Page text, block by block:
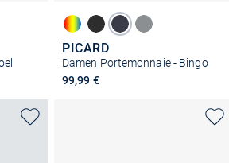
PICARD
Damen Portemonnaie - Bingo
99,99 €